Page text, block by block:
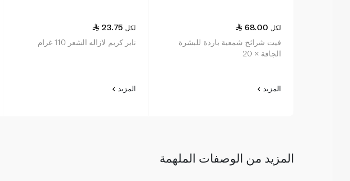
68.00 لكل
فيت شرائح شمعية باردة للبشرة
الجافة × 20
المزيد
23.75 لكل
ناير كريم لازاله الشعر 110 غرام
المزيد
المزيد من الوصفات الملهمة